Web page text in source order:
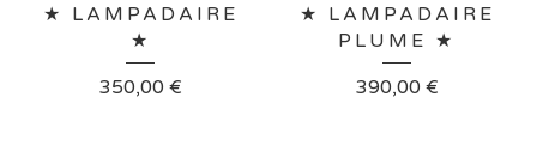
★ LAMPADAIRE
★
350,00 €
★ LAMPADAIRE
PLUME ★
390,00 €